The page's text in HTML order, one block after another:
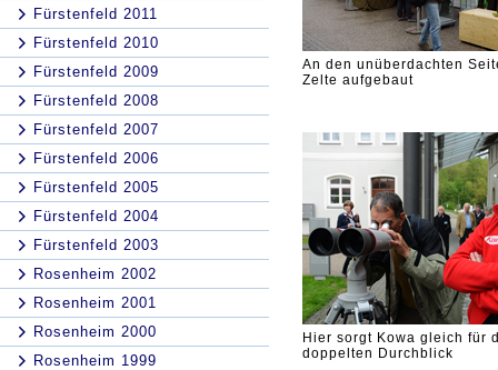
Fürstenfeld 2011
Fürstenfeld 2010
Fürstenfeld 2009
Fürstenfeld 2008
Fürstenfeld 2007
Fürstenfeld 2006
Fürstenfeld 2005
Fürstenfeld 2004
Fürstenfeld 2003
Rosenheim 2002
Rosenheim 2001
Rosenheim 2000
Rosenheim 1999
An den unüberdachten
Zelte aufgebaut
Hier sorgt Kowa gleich für
doppelten Durchblick